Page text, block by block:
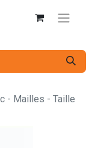
- Mailles - Taille